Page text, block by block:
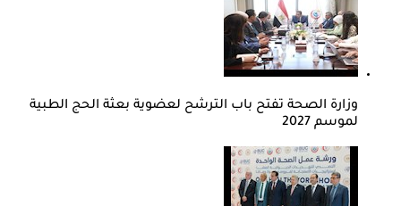
وزارة الصحة تفتح باب الترشح لعضوية بعثة الحج الطبية
لموسم 2027